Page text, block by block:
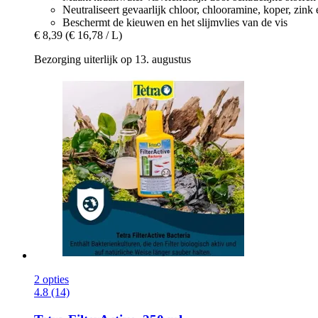
Neutraliseert gevaarlijk chloor, chlooramine, koper, zink
Beschermt de kieuwen en het slijmvlies van de vis
€ 8,39 (€ 16,78 / L)
Bezorging uiterlijk op 13. augustus
2 opties
4.8 (14)